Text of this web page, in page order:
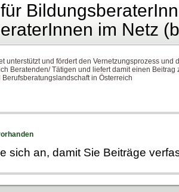
im Netz
unterstützt und fördert den Vernetzungsprozess und
Beratenden/ Tätigen und liefert damit einen
Berufsberatungslandschaft in Österreich
sich an, damit Sie Beiträge